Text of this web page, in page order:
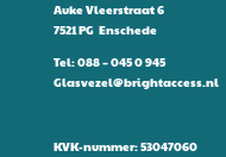
Auke Vleerstraat 6
7521 PG Enschede
Tel:088 – 045 0 945
Glasvezel@brightaccess.nl
KVK-nummer: 53047060